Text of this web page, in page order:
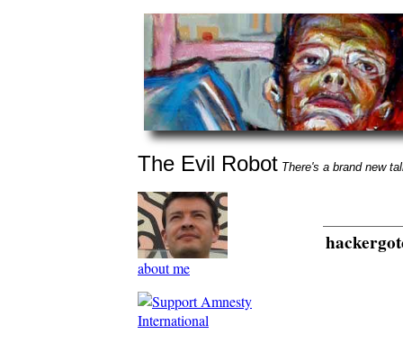
The Evil Robot There's a brand new
about me